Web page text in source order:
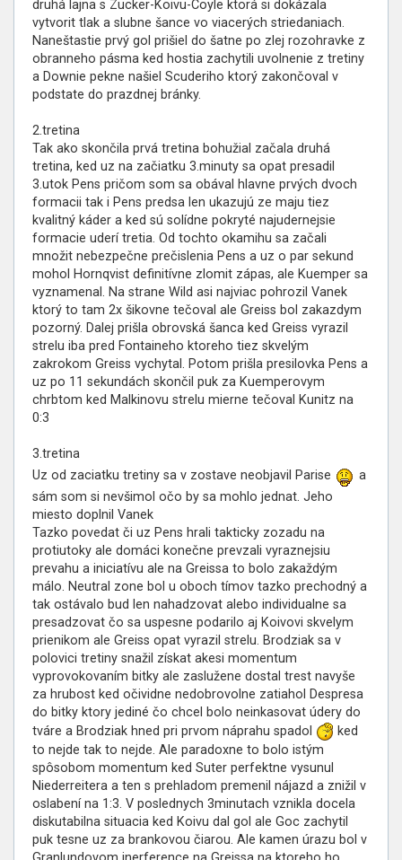
druhá lajna s Zucker-Koivu-Coyle ktorá si dokázala
vytvorit tlak a slubne šance vo viacerých striedaniach.
Naneštastie prvý gol prišiel do šatne po zlej rozohravke z
obranneho pásma ked hostia zachytili uvolnenie z tretiny
a Downie pekne našiel Scuderiho ktorý zakončoval v
podstate do prazdnej bránky.
2.tretina
Tak ako skončila prvá tretina bohužial začala druhá
tretina, ked uz na začiatku 3.minuty sa opat presadil
3.utok Pens pričom som sa obával hlavne prvých dvoch
formacii tak i Pens predsa len ukazujú ze maju tiez
kvalitný káder a ked sú solídne pokryté najudernejsie
formacie uderí tretia. Od tochto okamihu sa začali
množit nebezpečne prečislenia Pens a uz o par sekund
mohol Hornqvist definitívne zlomit zápas, ale Kuemper sa
vyznamenal. Na strane Wild asi najviac pohrozil Vanek
ktorý to tam 2x šikovne tečoval ale Greiss bol zakazdym
pozorný. Dalej prišla obrovská šanca ked Greiss vyrazil
strelu iba pred Fontaineho ktoreho tiez skvelým
zakrokom Greiss vychytal. Potom prišla presilovka Pens a
uz po 11 sekundách skončil puk za Kuemperovym
chrbtom ked Malkinovu strelu mierne tečoval Kunitz na
0:3
3.tretina
Uz od zaciatku tretiny sa v zostave neobjavil Parise
a
sám som si nevšimol očo by sa mohlo jednat. Jeho
miesto doplnil Vanek
Tazko povedat či uz Pens hrali takticky zozadu na
protiutoky ale domáci konečne prevzali vyraznejsiu
prevahu a iniciatívu ale na Greissa to bolo zakaždým
málo. Neutral zone bol u oboch tímov tazko prechodný a
tak ostávalo bud len nahadzovat alebo individualne sa
presadzovat čo sa uspesne podarilo aj Koivovi skvelym
prienikom ale Greiss opat vyrazil strelu. Brodziak sa v
polovici tretiny snažil získat akesi momentum
vyprovokovaním bitky ale zaslužene dostal trest navyše
za hrubost ked očividne nedobrovolne zatiahol Despresa
do bitky ktory jediné čo chcel bolo neinkasovat údery do
tváre a Brodziak hned pri prvom náprahu spadol
ked
to nejde tak to nejde. Ale paradoxne to bolo istým
spôsobom momentum ked Suter perfektne vysunul
Niederreitera a ten s prehladom premenil nájazd a znižil v
oslabení na 1:3. V poslednych 3minutach vznikla docela
diskutabilna situacia ked Koivu dal gol ale Goc zachytil
puk tesne uz za brankovou čiarou. Ale kamen úrazu bol v